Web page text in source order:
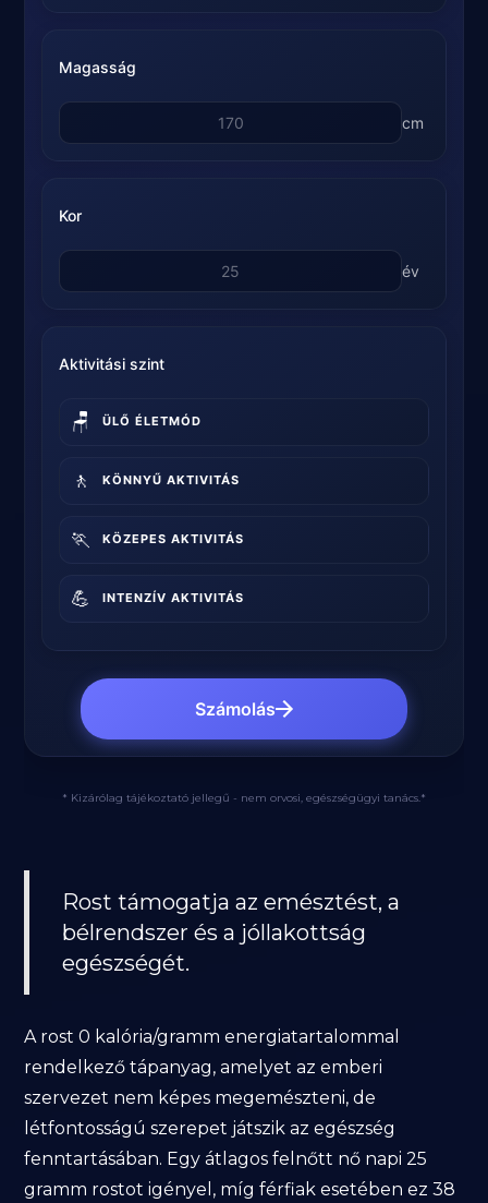
Magasság
cm
Kor
év
Aktivitási szint
🪑 ÜLŐ ÉLETMÓD
🚶 KÖNNYŰ AKTIVITÁS
🏃 KÖZEPES AKTIVITÁS
💪 INTENZÍV AKTIVITÁS
Számolás
* Kizárólag tájékoztató jellegű - nem orvosi, egészségügyi tanács.*
Rost támogatja az emésztést, a
bélrendszer és a jóllakottság
egészségét.
A rost 0 kalória/gramm energiatartalommal
rendelkező tápanyag, amelyet az emberi
szervezet nem képes megemészteni, de
létfontosságú szerepet játszik az egészség
fenntartásában. Egy átlagos felnőtt nő napi 25
gramm rostot igényel, míg férfiak esetében ez 38